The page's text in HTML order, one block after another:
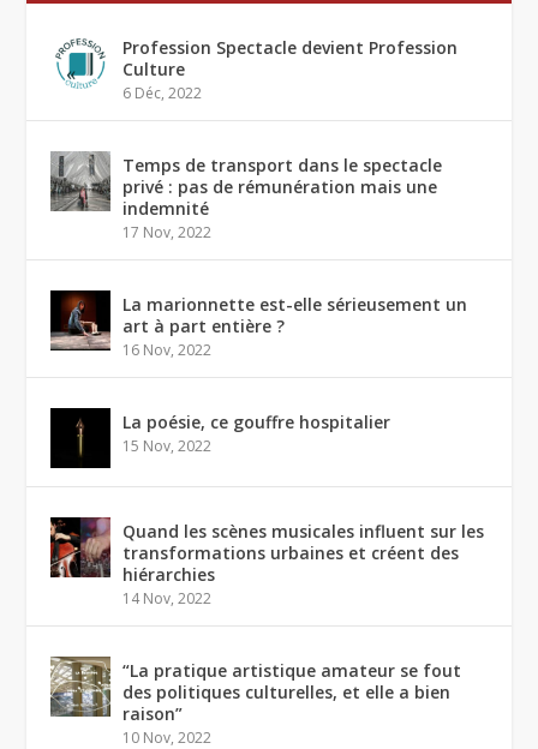
Profession Spectacle devient Profession
Culture
6 Déc, 2022
Temps de transport dans le spectacle
privé : pas de rémunération mais une
indemnité
17 Nov, 2022
La marionnette est-elle sérieusement un
art à part entière ?
16 Nov, 2022
La poésie, ce gouffre hospitalier
15 Nov, 2022
Quand les scènes musicales influent sur les
transformations urbaines et créent des
hiérarchies
14 Nov, 2022
“La pratique artistique amateur se fout
des politiques culturelles, et elle a bien
raison”
10 Nov, 2022